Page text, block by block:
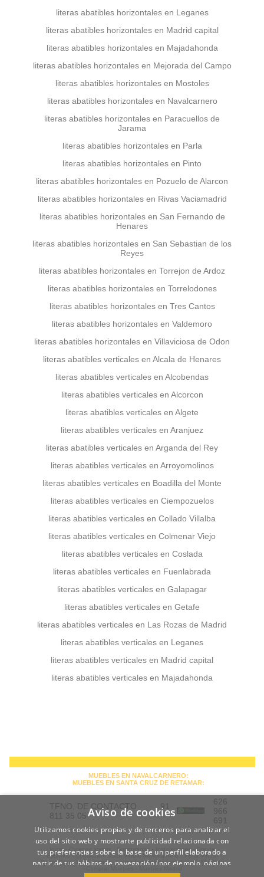
literas abatibles horizontales en Leganes
literas abatibles horizontales en Madrid capital
literas abatibles horizontales en Majadahonda
literas abatibles horizontales en Mejorada del Campo
literas abatibles horizontales en Mostoles
literas abatibles horizontales en Navalcarnero
literas abatibles horizontales en Paracuellos de
Jarama
literas abatibles horizontales en Parla
literas abatibles horizontales en Pinto
literas abatibles horizontales en Pozuelo de Alarcon
literas abatibles horizontales en Rivas Vaciamadrid
literas abatibles horizontales en San Fernando de
Henares
literas abatibles horizontales en San Sebastian de los
Reyes
literas abatibles horizontales en Torrejon de Ardoz
literas abatibles horizontales en Torrelodones
literas abatibles horizontales en Tres Cantos
literas abatibles horizontales en Valdemoro
literas abatibles horizontales en Villaviciosa de Odon
literas abatibles verticales en Alcala de Henares
literas abatibles verticales en Alcobendas
literas abatibles verticales en Alcorcon
literas abatibles verticales en Algete
literas abatibles verticales en Aranjuez
literas abatibles verticales en Arganda del Rey
literas abatibles verticales en Arroyomolinos
literas abatibles verticales en Boadilla del Monte
literas abatibles verticales en Ciempozuelos
literas abatibles verticales en Collado Villalba
literas abatibles verticales en Colmenar Viejo
literas abatibles verticales en Coslada
literas abatibles verticales en Fuenlabrada
literas abatibles verticales en Galapagar
literas abatibles verticales en Getafe
literas abatibles verticales en Las Rozas de Madrid
literas abatibles verticales en Leganes
literas abatibles verticales en Madrid capital
literas abatibles verticales en Majadahonda
MUEBLES EN NAVALCARNERO:
MUEBLES EN SANTA CRUZ DE RETAMAR:
TFNO. DE CONTACTO 91
811 35 05
626
966
691
Inicio - Quienes somos - Compromiso - Instalaciones -Donde
Estamos - Contactar -Visita Virtual Navalcarnero - Visita Virtual
Santa Cruz - Liqidaciones -Latiendadecolchones -Fotos - Muebles
Aviso de cookies
Utilizamos cookies propias y de terceros para analizar el
uso del sitio web y mostrarte publicidad relacionada con
tus preferencias sobre la base de un perfil elaborado a
partir de tus hábitos de navegación (por ejemplo, páginas
visitadas).POLÍTICA DE COOKIES